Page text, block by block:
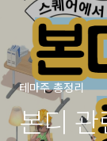
테마주 총정리
본디